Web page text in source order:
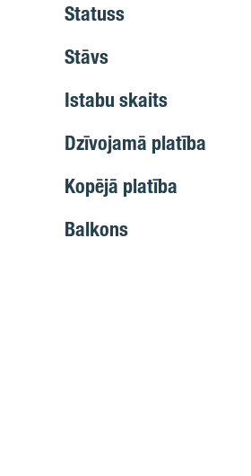
Statuss
Stāvs
Istabu skaits
Dzīvojamā platība
Kopējā platība
Balkons